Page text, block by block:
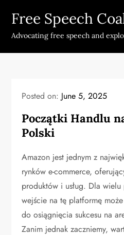
content
Free Speech
Advocating free speech and
Posted on: June 5, 2025
Początki Handlu
Polski
Amazon jest jednym z
rynków e-commerce,
produktów i usług. Dla
wejście na tę platformę
do osiągnięcia sukcesu na
Zanim jednak zaczniemy,